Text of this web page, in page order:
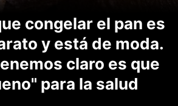
congelar el pan es
y está de moda.
claro es que
para la salud